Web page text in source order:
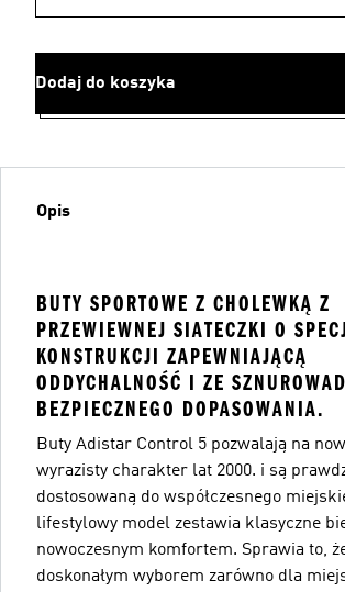
Dodaj do koszyka
Opis
BUTY SPORTOWE Z CHOLEWKĄ Z
PRZEWIEWNEJ SIATECZKI O
KONSTRUKCJI ZAPEWNIAJĄCĄ
ODDYCHALNOŚĆ I ZE
BEZPIECZNEGO DOPASOWANIA.
Buty Adistar Control 5 pozwalają na
wyrazisty charakter lat 2000. i są
dostosowaną do współczesnego
lifestylowy model zestawia klasyczne
nowoczesnym komfortem. Sprawia to,
doskonałym wyborem zarówno dla